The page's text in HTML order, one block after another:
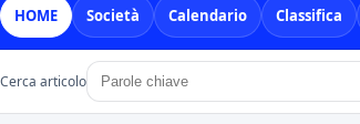
HOME Società Calendario Classifica
Cerca articolo